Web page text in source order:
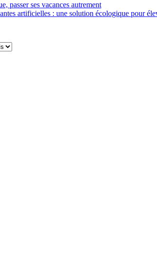
passer ses vacances autrement
artificielles : une solution écologique pour